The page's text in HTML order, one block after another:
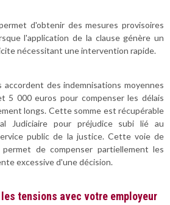
d'obtenir des mesures provisoires
l'application de la clause génère un
nécessitant une intervention rapide.
accordent des indemnisations moyennes
5 000 euros pour compenser les délais
longs. Cette somme est récupérable
Judiciaire pour préjudice subi lié au
public de la justice. Cette voie de
permet de compenser partiellement les
excessive d'une décision.
tensions avec votre employeur